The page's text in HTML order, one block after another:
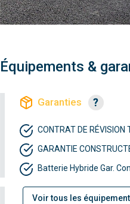
Équipements &
Garanties
CONTRAT DE RÉVISION
GARANTIE
Batterie Hybride Gar.
Voir tous les